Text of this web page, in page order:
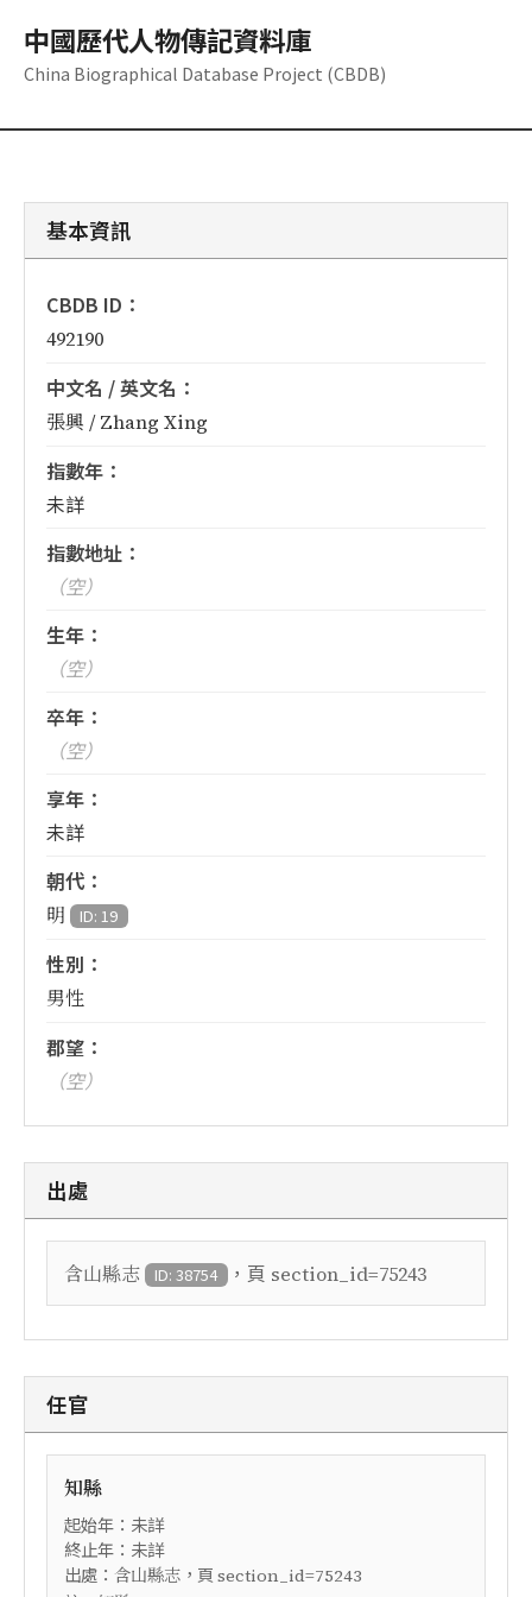
中國歷代人物傳記資料庫
China Biographical Database Project (CBDB)
基本資訊
CBDB ID：
492190
中文名 / 英文名：
張興 / Zhang Xing
指數年：
未詳
指數地址：
（空）
生年：
（空）
卒年：
（空）
享年：
未詳
朝代：
明 ID: 19
性別：
男性
郡望：
（空）
出處
含山縣志 ID: 38754 ，頁 section_id=75243
任官
知縣
起始年：未詳
終止年：未詳
出處： 含山縣志 ，頁 section_id=75243